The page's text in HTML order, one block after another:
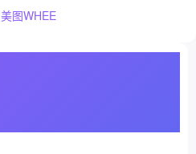
美图WHEE